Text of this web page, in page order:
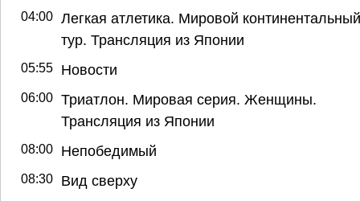
04:00 Легкая атлетика. Мировой континентальный
тур. Трансляция из Японии
05:55 Новости
06:00 Триатлон. Мировая серия. Женщины.
Трансляция из Японии
08:00 Непобедимый
08:30 Вид сверху